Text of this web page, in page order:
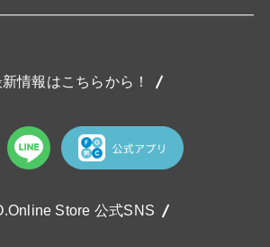
情報はこちらから！
Store 公式SNS